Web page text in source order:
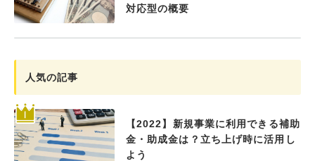
対応型の概要
人気の記事
【2022】新規事業に利用できる補助
金・助成金は？立ち上げ時に活用し
よう